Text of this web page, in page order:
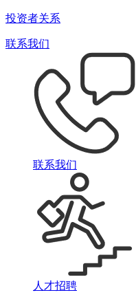
投资者关系
联系我们
联系我们
人才招聘